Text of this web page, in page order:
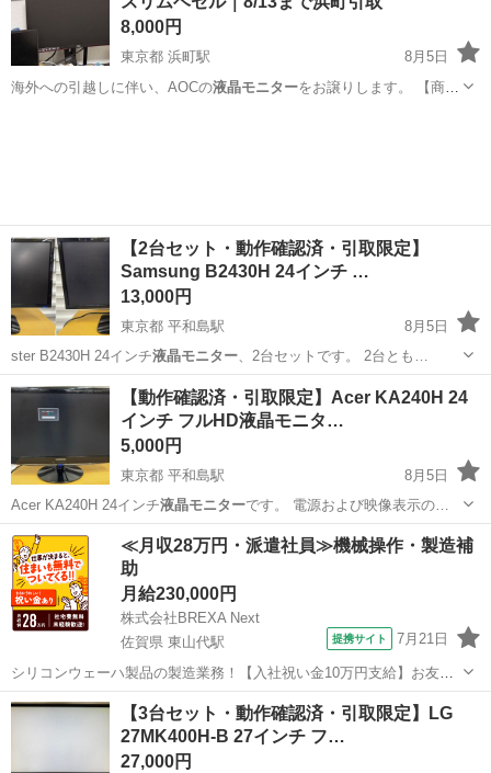
8,000円
東京都 浜町駅
8月5日
海外への引越しに伴い、AOCの液晶モニターをお譲りします。 【商品
【2台セット・動作確認済・引取限定】
Samsung B2430H 24インチ …
13,000円
東京都 平和島駅
8月5日
ster B2430H 24インチ液晶モニター 、2台セットです。 2台とも…
東京 大田区 平和島駅 周辺機器 モニター
【動作確認済・引取限定】Acer KA240H 24
インチ フルHD液晶モニタ…
5,000円
東京都 平和島駅
8月5日
Acer KA240H 24インチ液晶モニター です。 電源および映像表示の…
東京 大田区 平和島駅 周辺機器 24インチ
≪月収28万円・派遣社員≫機械操作・製造補
助
月給230,000円
株式会社BREXA Next
佐賀県 東山代駅
提携サイト 7月21日
シリコンウェーハ製品の製造業務！【入社祝い金10万円支給】お友達
やカップルとの応募OK◎年間休日129日＆休出なしでプライベート充
実♪業務はクリーンルームで快適作業◎自社正社員登用制度あり★1食
300円～の格安食堂あり！《佐...
佐賀 伊万里市 東山代駅 その他
【3台セット・動作確認済・引取限定】LG
27MK400H-B 27インチ フ…
27,000円